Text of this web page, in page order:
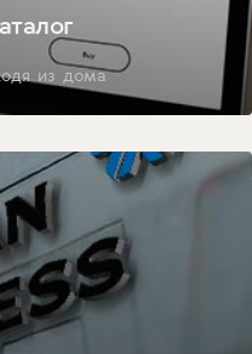
из дома